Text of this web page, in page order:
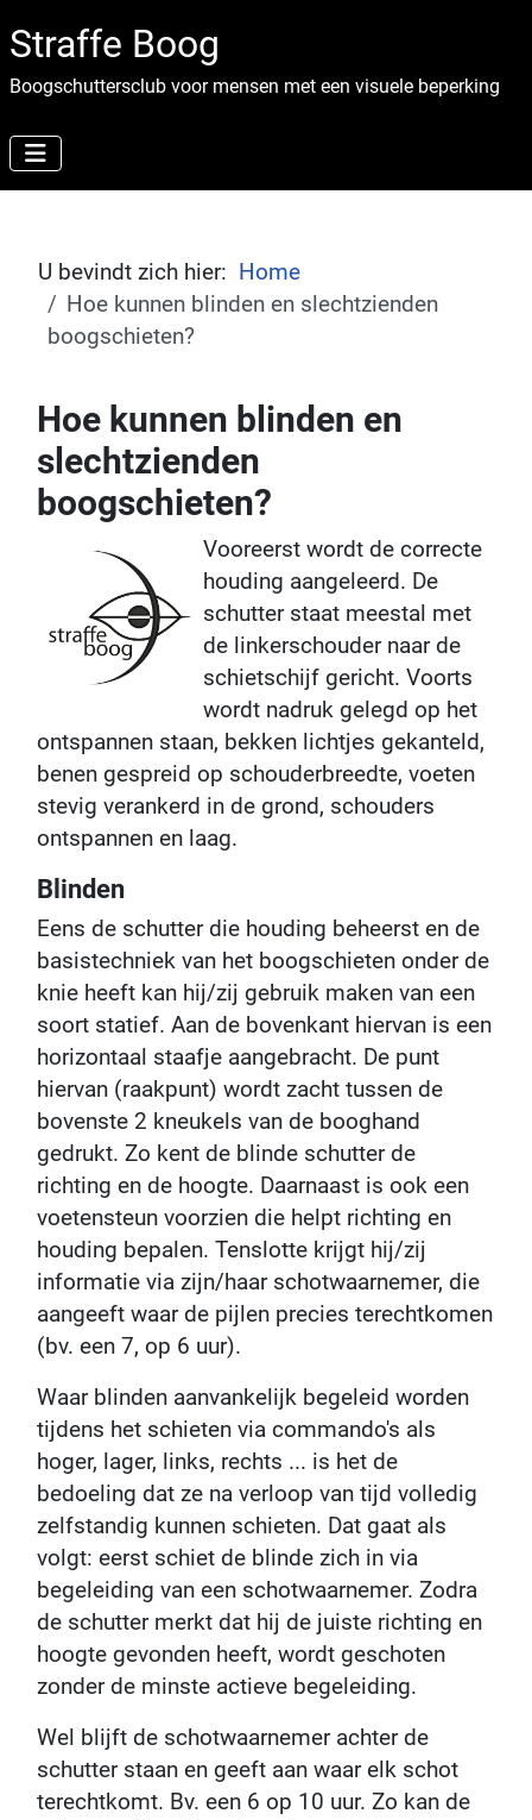
Straffe Boog
Boogschuttersclub voor mensen met een visuele beperking
U bevindt zich hier:
Home
Hoe kunnen blinden en slechtzienden
boogschieten?
Hoe kunnen blinden en
slechtzienden
boogschieten?
Vooreerst wordt de correcte
houding aangeleerd. De
schutter staat meestal met
de linkerschouder naar de
schietschijf gericht. Voorts
wordt nadruk gelegd op het
ontspannen staan, bekken lichtjes gekanteld,
benen gespreid op schouderbreedte, voeten
stevig verankerd in de grond, schouders
ontspannen en laag.
Blinden
Eens de schutter die houding beheerst en de
basistechniek van het boogschieten onder de
knie heeft kan hij/zij gebruik maken van een
soort statief. Aan de bovenkant hiervan is een
horizontaal staafje aangebracht. De punt
hiervan (raakpunt) wordt zacht tussen de
bovenste 2 kneukels van de booghand
gedrukt. Zo kent de blinde schutter de
richting en de hoogte. Daarnaast is ook een
voetensteun voorzien die helpt richting en
houding bepalen. Tenslotte krijgt hij/zij
informatie via zijn/haar schotwaarnemer, die
aangeeft waar de pijlen precies terechtkomen
(bv. een 7, op 6 uur).
Waar blinden aanvankelijk begeleid worden
tijdens het schieten via commando's als
hoger, lager, links, rechts ... is het de
bedoeling dat ze na verloop van tijd volledig
zelfstandig kunnen schieten. Dat gaat als
volgt: eerst schiet de blinde zich in via
begeleiding van een schotwaarnemer. Zodra
de schutter merkt dat hij de juiste richting en
hoogte gevonden heeft, wordt geschoten
zonder de minste actieve begeleiding.
Wel blijft de schotwaarnemer achter de
schutter staan en geeft aan waar elk schot
terechtkomt. Bv. een 6 op 10 uur. Zo kan de